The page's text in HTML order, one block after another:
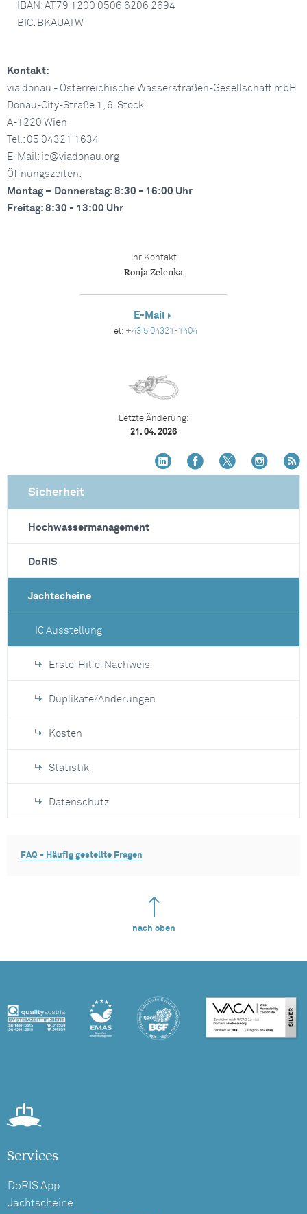
IBAN: AT79 1200 0506 6206 2694
BIC: BKAUATW
Kontakt:
via donau - Österreichische Wasserstraßen-Gesellschaft mbH
Donau-City-Straße 1, 6. Stock
A-1220 Wien
Tel.: 05 04321 1634
E-Mail: ic@viadonau.org
Öffnungszeiten:
Montag – Donnerstag: 8:30 - 16:00 Uhr
Freitag: 8:30 - 13:00 Uhr
Ihr Kontakt
Ronja Zelenka
E-Mail
Tel: +43 5 04321-1404
Letzte Änderung:
21. 04. 2026
Sicherheit
Hochwassermanagement
DoRIS
Jachtscheine
IC Ausstellung
Erste-Hilfe-Nachweis
Duplikate/Änderungen
Kosten
Statistik
Datenschutz
FAQ - Häufig gestellte Fragen
nach oben
Services
DoRIS App
Jachtscheine